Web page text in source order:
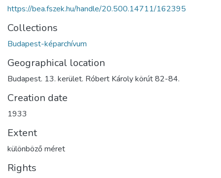
https://bea.fszek.hu/handle/20.500.14711/162395
Collections
Budapest-képarchívum
Geographical location
Budapest. 13. kerület. Róbert Károly körút 82-84.
Creation date
1933
Extent
különböző méret
Rights